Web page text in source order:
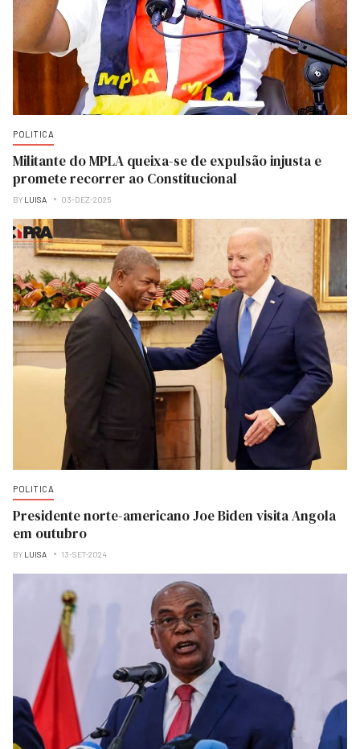
POLITICA
Militante do MPLA queixa-se de expulsão injusta e
promete recorrer ao Constitucional
BY LUISA 03-DEZ-2025
POLITICA
Presidente norte-americano Joe Biden visita Angola
em outubro
BY LUISA 13-SET-2024